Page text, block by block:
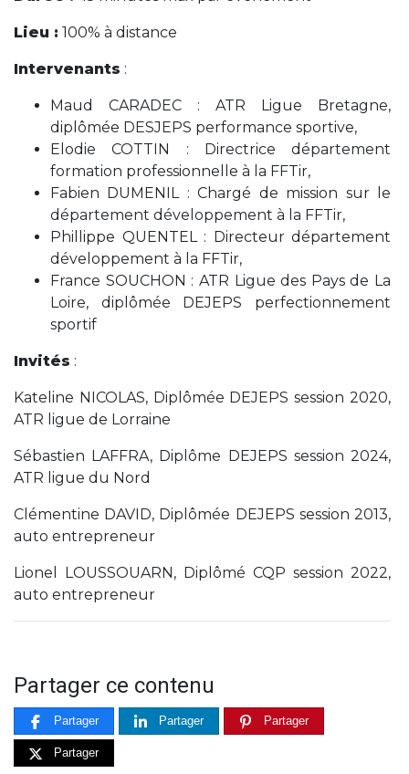
Lieu : 100% à distance
Intervenants :
Maud CARADEC : ATR Ligue Bretagne,
diplômée DESJEPS performance sportive,
Elodie COTTIN : Directrice département
formation professionnelle à la FFTir,
Fabien DUMENIL : Chargé de mission sur le
département développement à la FFTir,
Phillippe QUENTEL : Directeur département
développement à la FFTir,
France SOUCHON : ATR Ligue des Pays de La
Loire, diplômée DEJEPS perfectionnement
sportif
Invités :
Kateline NICOLAS, Diplômée DEJEPS session 2020,
ATR ligue de Lorraine
Sébastien LAFFRA, Diplôme DEJEPS session 2024,
ATR ligue du Nord
Clémentine DAVID, Diplômée DEJEPS session 2013,
auto entrepreneur
Lionel LOUSSOUARN, Diplômé CQP session 2022,
auto entrepreneur
Partager ce contenu
Partager Partager Partager
Partager